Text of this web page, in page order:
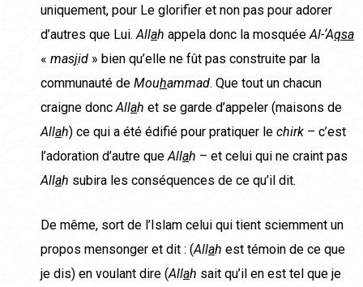
uniquement, pour Le glorifier et non pas pour adorer
d’autres que Lui.Allah appela donc la mosquéeAl-‘Aqsa
« masjid » bien qu’elle ne fût pas construite par la
communauté de Mouhammad. Que tout un chacun
craigne doncAllah et se garde d’appeler (maisons de
Allah) ce qui a été édifié pour pratiquer le chirk – c’est
l’adoration d’autre queAllah – et celui qui ne craint pas
Allah subira les conséquences de ce qu’il dit.
De même, sort de l’Islam celui qui tient sciemment un
propos mensonger et dit : (Allah est témoin de ce que
je dis) en voulant dire (Allah sait qu’il en est tel que je